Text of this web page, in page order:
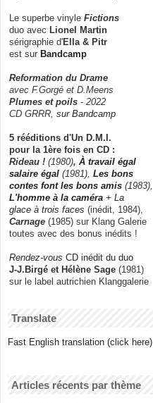
Le superbe vinyle Fictions
duo avec Lionel Martin
sérigraphie d'Ella & Pitr
est sur Bandcamp
Reformation du Drame
avec F.Gorgé et D.Meens
Plumes et poils - 2022
CD GRRR, sur Bandcamp
5 rééditions d'Un D.M.I.
pour la 1ère fois en CD :
Rideau ! (1980), À travail égal
salaire égal (1981), Les bons
contes font les bons amis (1983),
L'homme à la caméra + La
glace à trois faces (inédit, 1984),
Carnage (1985) sur Klang Galerie
toutes avec des bonus inédits !
Rendez-vous CD inédit du duo
J-J.Birgé et Hélène Sage (1981)
sur le label autrichien Klanggalerie
Translate
Fast English translation (click here)
Articles récents par thème